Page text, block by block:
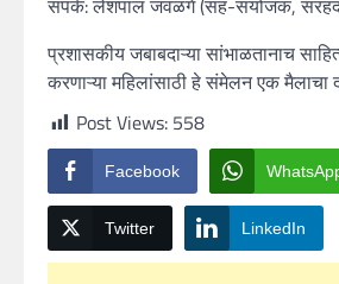
संपर्क: लेशपाल जवळगे (सह-संयोजक,
प्रशासकीय जबाबदाऱ्या सांभाळतानाच
करणाऱ्या महिलांसाठी हे संमेलन एक
Post Views: 558
Facebook
Twitter LinkedIn